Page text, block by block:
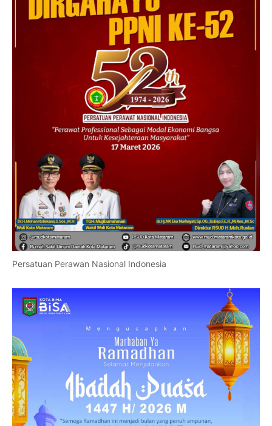
Persatuan Perawan Nasional Indonesia